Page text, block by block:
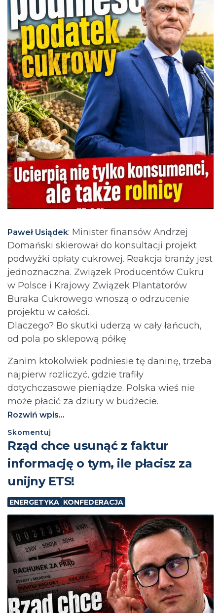
Paweł Usiądek: Minister finansów Andrzej
Domański skierował do konsultacji projekt
podwyżki opłaty cukrowej. Reakcja branży jest
jednoznaczna. Związek Producentów Cukru
w Polsce i Krajowy Związek Plantatorów
Buraka Cukrowego wnoszą o odrzucenie
projektu w całości.
Dlaczego? Bo skutki uderzą w cały łańcuch,
od pola po sklepową półkę.
Zanim ktokolwiek podniesie tę daninę, trzeba
najpierw rozliczyć, gdzie trafiły
dotychczasowe pieniądze. Polska wieś nie
może płacić za dziury w budżecie.⁩
Rozwiń wpis...
Skomentuj
Rząd chce usunąć z faktur
informację o tym, ile płacisz za
unijny ETS!
ENERGETYKA KONFEDERACJA